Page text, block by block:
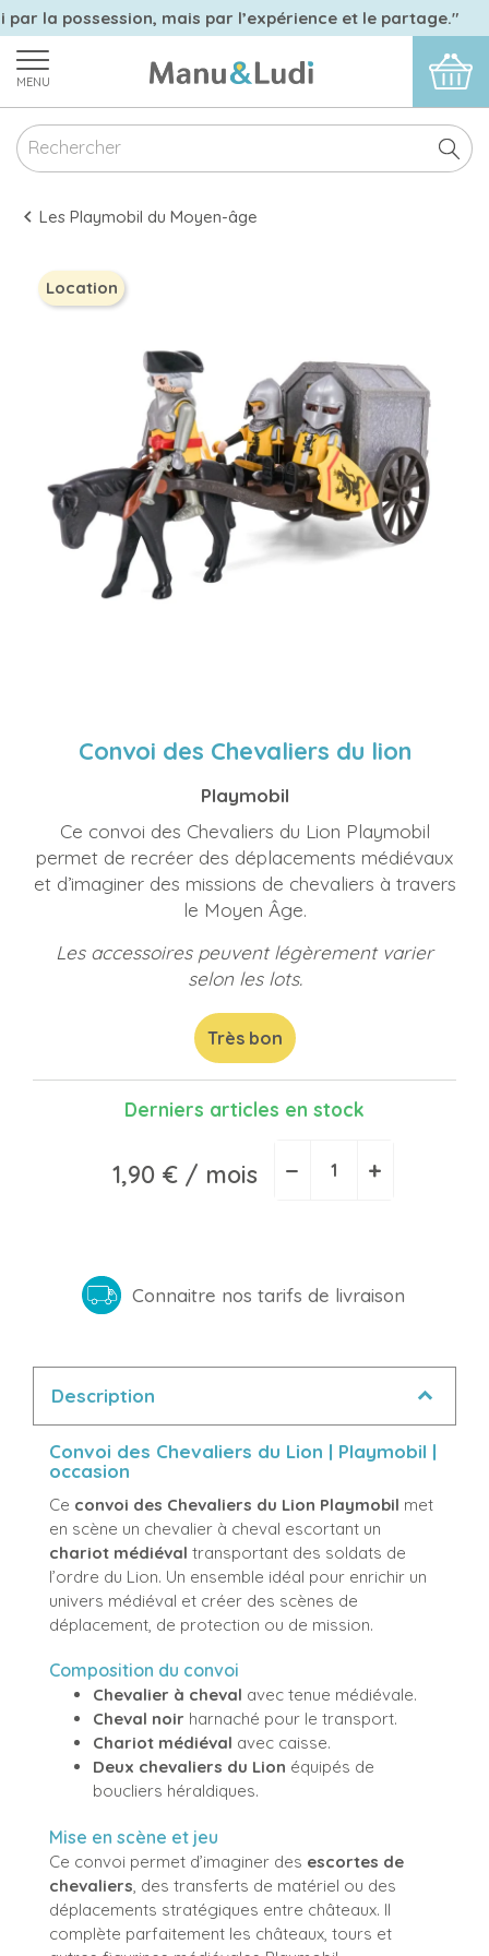
la possession, mais par l’expérience et le partage."
MENU
Les Playmobil du Moyen-âge
Location
Convoi des Chevaliers du lion
Playmobil
Ce convoi des Chevaliers du Lion Playmobil
permet de recréer des déplacements médiévaux
et d’imaginer des missions de chevaliers à travers
le Moyen Âge.
Les accessoires peuvent légèrement varier
selon les lots.
Très bon
Derniers articles en stock
1,90 €/ mois − +
Connaitre nos tarifs de livraison
Description
Convoi des Chevaliers du Lion | Playmobil |
occasion
Ce convoi des Chevaliers du Lion Playmobil met
en scène un chevalier à cheval escortant un
chariot médiéval transportant des soldats de
l’ordre du Lion. Un ensemble idéal pour enrichir un
univers médiéval et créer des scènes de
déplacement, de protection ou de mission.
Composition du convoi
Chevalier à cheval avec tenue médiévale.
Cheval noir harnaché pour le transport.
Chariot médiéval avec caisse.
Deux chevaliers du Lion équipés de
boucliers héraldiques.
Mise en scène et jeu
Ce convoi permet d’imaginer des escortes de
chevaliers, des transferts de matériel ou des
déplacements stratégiques entre châteaux. Il
complète parfaitement les châteaux, tours et